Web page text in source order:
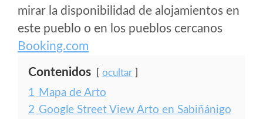
mirar la disponibilidad de alojamientos en
este pueblo o en los pueblos cercanos
Booking.com
Contenidos ocultar
1 Mapa de Arto
2 Google Street View Arto en Sabiñánigo